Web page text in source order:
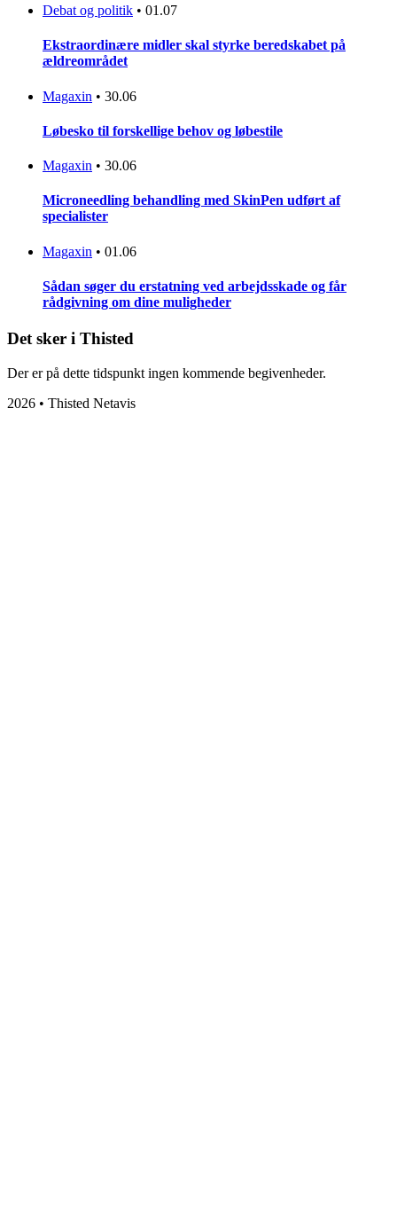
Debat og politik • 01.07
Ekstraordinære midler skal styrke beredskabet på
ældreområdet
Magaxin • 30.06
Løbesko til forskellige behov og løbestile
Magaxin • 30.06
Microneedling behandling med SkinPen udført af
specialister
Magaxin • 01.06
Sådan søger du erstatning ved arbejdsskade og får
rådgivning om dine muligheder
Det sker i Thisted
Der er på dette tidspunkt ingen kommende begivenheder.
2026 • Thisted Netavis